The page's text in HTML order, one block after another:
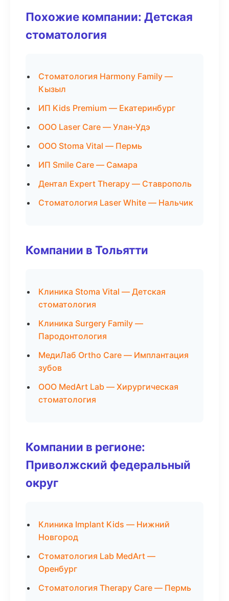
Похожие компании: Детская
стоматология
Стоматология Harmony Family —
Кызыл
ИП Kids Premium — Екатеринбург
ООО Laser Care — Улан-Удэ
ООО Stoma Vital — Пермь
ИП Smile Care — Самара
Дентал Expert Therapy — Ставрополь
Стоматология Laser White — Нальчик
Компании в Тольятти
Клиника Stoma Vital — Детская
стоматология
Клиника Surgery Family —
Пародонтология
МедиЛаб Ortho Care — Имплантация
зубов
ООО MedArt Lab — Хирургическая
стоматология
Компании в регионе:
Приволжский федеральный
округ
Клиника Implant Kids — Нижний
Новгород
Стоматология Lab MedArt —
Оренбург
Стоматология Therapy Care — Пермь